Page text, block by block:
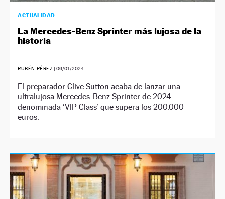
ACTUALIDAD
La Mercedes-Benz Sprinter más lujosa de la
historia
RUBÉN PÉREZ |06/01/2024
El preparador Clive Sutton acaba de lanzar una
ultralujosa Mercedes-Benz Sprinter de 2024
denominada ‘VIP Class’ que supera los 200.000
euros.